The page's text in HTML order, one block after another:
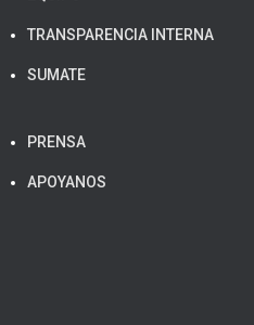
TRANSPARENCIA INTERNA
SUMATE
PRENSA
APOYANOS